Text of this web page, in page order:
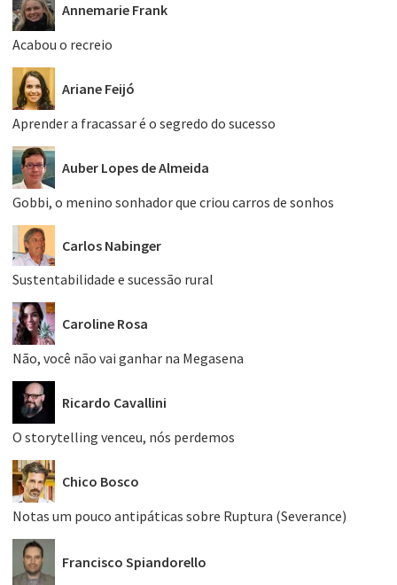
Annemarie Frank
Acabou o recreio
Ariane Feijó
Aprender a fracassar é o segredo do sucesso
Auber Lopes de Almeida
Gobbi, o menino sonhador que criou carros de sonhos
Carlos Nabinger
Sustentabilidade e sucessão rural
Caroline Rosa
Não, você não vai ganhar na Megasena
Ricardo Cavallini
O storytelling venceu, nós perdemos
Chico Bosco
Notas um pouco antipáticas sobre Ruptura (Severance)
Francisco Spiandorello